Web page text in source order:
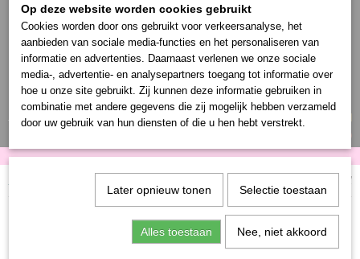
Inloggen Registreren
UW WINKELWAGEN
(0)
Home > Afvalbak met swing deksel
Op deze website worden cookies gebruikt
Cookies worden door ons gebruikt voor verkeersanalyse, het
aanbieden van sociale media-functies en het personaliseren van
informatie en advertenties. Daarnaast verlenen we onze sociale
media-, advertentie- en analysepartners toegang tot informatie over
hoe u onze site gebruikt. Zij kunnen deze informatie gebruiken in
combinatie met andere gegevens die zij mogelijk hebben verzameld
door uw gebruik van hun diensten of die u hen hebt verstrekt.
Later opnieuw tonen Selectie toestaan
Alles toestaan Nee, niet akkoord